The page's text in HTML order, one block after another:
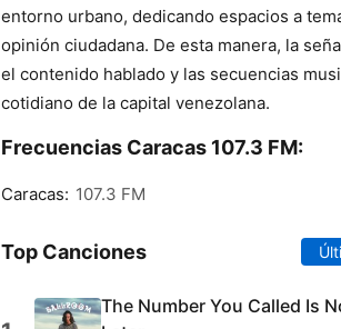
entorno urbano, dedicando espacios a
opinión ciudadana. De esta manera, la
el contenido hablado y las secuencias
cotidiano de la capital venezolana.
Frecuencias Caracas 107.3 FM:
Caracas: 107.3 FM
Top Canciones
The Number You Called Is